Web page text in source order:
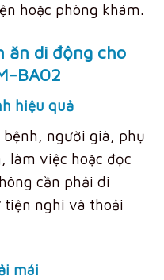
hoặc phòng khám.
ăn di động cho
BA02
hiệu quả
người già, phụ
làm việc hoặc đọc
cần phải di
tiện nghi và thoải
mái